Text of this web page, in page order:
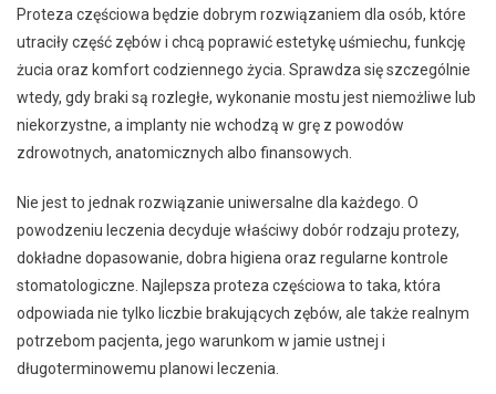
Proteza częściowa będzie dobrym rozwiązaniem dla osób, które
utraciły część zębów i chcą poprawić estetykę uśmiechu, funkcję
żucia oraz komfort codziennego życia. Sprawdza się szczególnie
wtedy, gdy braki są rozległe, wykonanie mostu jest niemożliwe lub
niekorzystne, a implanty nie wchodzą w grę z powodów
zdrowotnych, anatomicznych albo finansowych.
Nie jest to jednak rozwiązanie uniwersalne dla każdego. O
powodzeniu leczenia decyduje właściwy dobór rodzaju protezy,
dokładne dopasowanie, dobra higiena oraz regularne kontrole
stomatologiczne. Najlepsza proteza częściowa to taka, która
odpowiada nie tylko liczbie brakujących zębów, ale także realnym
potrzebom pacjenta, jego warunkom w jamie ustnej i
długoterminowemu planowi leczenia.